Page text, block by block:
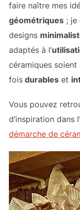
faire naître mes
géométriques; je
designs
adaptés à l’
céramiques soient
foisdurableset
Vous pouvez
d’inspiration dans
démarche de